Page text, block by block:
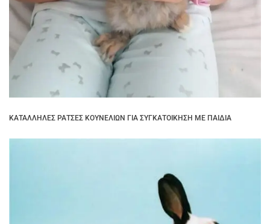
ΚΑΤΆΛΛΗΛΕΣ ΡΆΤΣΕΣ ΚΟΥΝΕΛΙΏΝ ΓΙΑ ΣΥΓΚΑΤΟΊΚΗΣΗ ΜΕ ΠΑΙΔΙΆ